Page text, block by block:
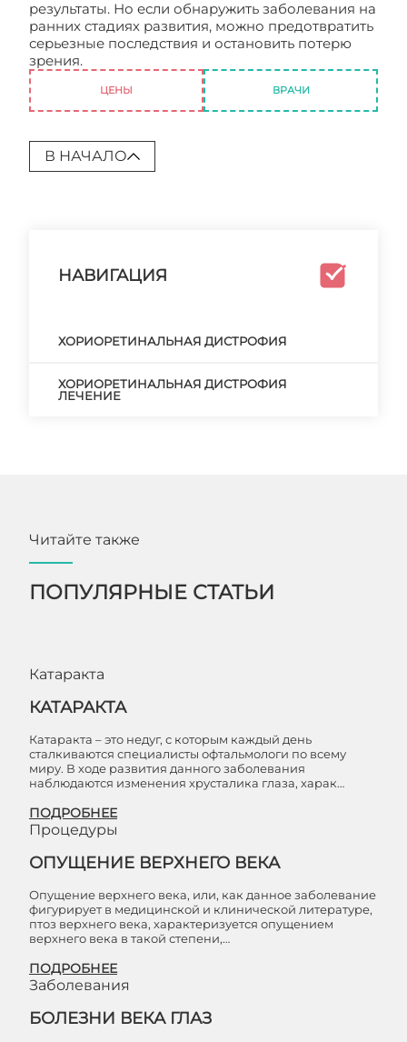
результаты. Но если обнаружить заболевания на
ранних стадиях развития, можно предотвратить
серьезные последствия и остановить потерю
зрения.
ЦЕНЫ ВРАЧИ
В НАЧАЛО
НАВИГАЦИЯ
ХОРИОРЕТИНАЛЬНАЯ ДИСТРОФИЯ
ХОРИОРЕТИНАЛЬНАЯ ДИСТРОФИЯ
ЛЕЧЕНИЕ
Читайте также
ПОПУЛЯРНЫЕ СТАТЬИ
Катаракта
КАТАРАКТА
Катаракта – это недуг, с которым каждый день
сталкиваются специалисты офтальмологи по всему
миру. В ходе развития данного заболевания
наблюдаются изменения хрусталика глаза, харак…
ПОДРОБНЕЕ
Процедуры
ОПУЩЕНИЕ ВЕРХНЕГО ВЕКА
Опущение верхнего века, или, как данное заболевание
фигурирует в медицинской и клинической литературе,
птоз верхнего века, характеризуется опущением
верхнего века в такой степени,…
ПОДРОБНЕЕ
Заболевания
БОЛЕЗНИ ВЕКА ГЛАЗ